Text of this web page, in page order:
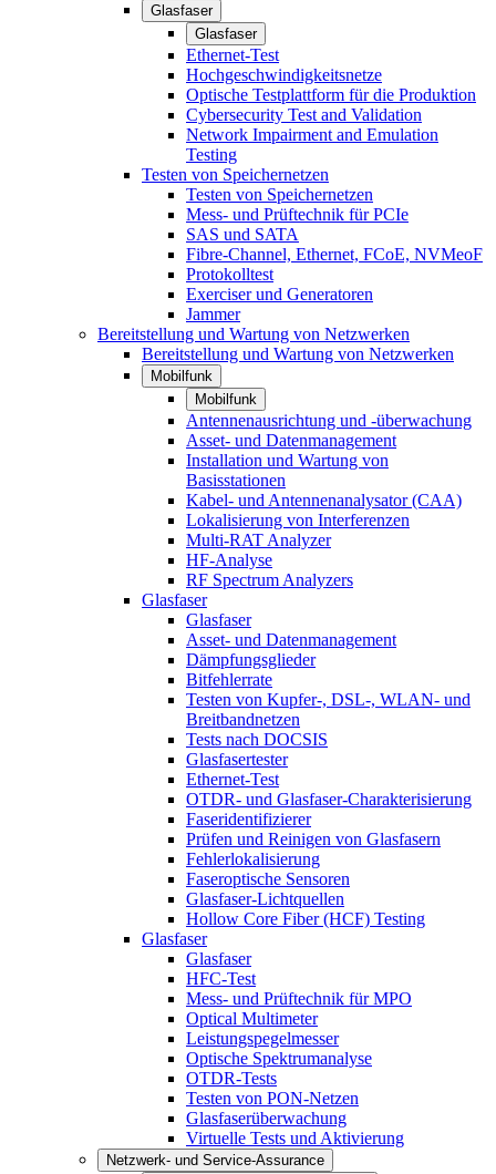
Glasfaser
Glasfaser
Ethernet-Test
Hochgeschwindigkeitsnetze
Optische Testplattform für die Produktion
Cybersecurity Test and Validation
Network Impairment and Emulation
Testing
Testen von Speichernetzen
Testen von Speichernetzen
Mess- und Prüftechnik für PCIe
SAS und SATA
Fibre-Channel, Ethernet, FCoE, NVMeoF
Protokolltest
Exerciser und Generatoren
Jammer
Bereitstellung und Wartung von Netzwerken
Bereitstellung und Wartung von Netzwerken
Mobilfunk
Mobilfunk
Antennenausrichtung und -überwachung
Asset- und Datenmanagement
Installation und Wartung von
Basisstationen
Kabel- und Antennenanalysator (CAA)
Lokalisierung von Interferenzen
Multi-RAT Analyzer
HF-Analyse
RF Spectrum Analyzers
Glasfaser
Glasfaser
Asset- und Datenmanagement
Dämpfungsglieder
Bitfehlerrate
Testen von Kupfer-, DSL-, WLAN- und
Breitbandnetzen
Tests nach DOCSIS
Glasfasertester
Ethernet-Test
OTDR- und Glasfaser-Charakterisierung
Faseridentifizierer
Prüfen und Reinigen von Glasfasern
Fehlerlokalisierung
Faseroptische Sensoren
Glasfaser-Lichtquellen
Hollow Core Fiber (HCF) Testing
Glasfaser
Glasfaser
HFC-Test
Mess- und Prüftechnik für MPO
Optical Multimeter
Leistungspegelmesser
Optische Spektrumanalyse
OTDR-Tests
Testen von PON-Netzen
Glasfaserüberwachung
Virtuelle Tests und Aktivierung
Netzwerk- und Service-Assurance